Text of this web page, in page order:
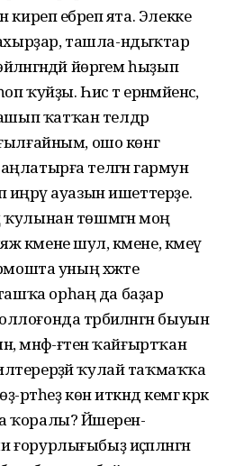
киреп ебәреп ята. Элекке
ташла-ндыҡтар
йөрәгем һыҙып
ҡуйҙы. Һис тә ерәнмәйенсә,
ҡатҡан телдәр
ошо көнгә
теләгән гармун
иңрәү ауазын ишеттерҙе.
төшмәгән моң
кәмене шул, кәмене, кәмеү
уның хәжәте
орһаң да баҙар
тәрбиәләнгән быуын
мәнфә-ғәтен ҡайғыртҡан
ҡулай таҡмаҡҡа
көн иткәндә кемгә кәрәк
ҡоралы? Йәшерен-
иҫәпләнгән